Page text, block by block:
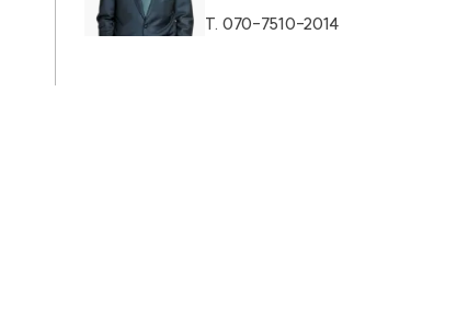
업무사례
T. 070-7510-2014